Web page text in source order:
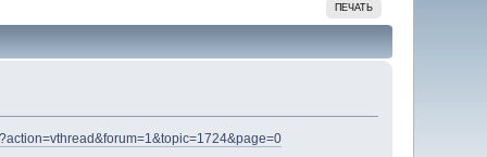
ПЕЧАТЬ